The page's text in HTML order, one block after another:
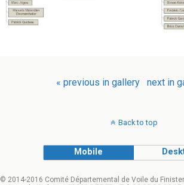
« previous in gallery next in
Back to top
Mobile
© 2014-2016 Comité Départemental de Voile du